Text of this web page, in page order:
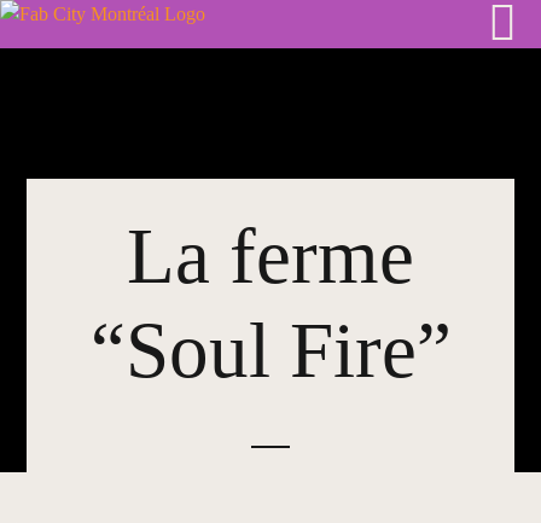
Skip
La ferme
“Soul Fire”